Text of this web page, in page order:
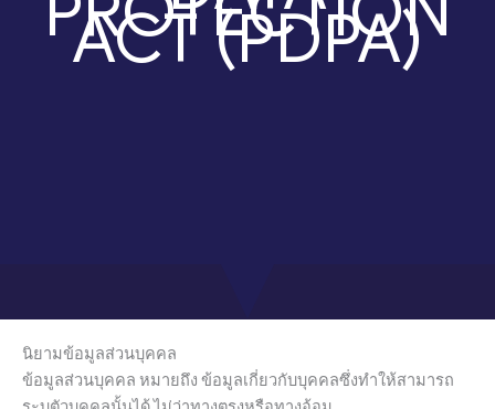
ACT (PDPA)
นิยามข้อมูลส่วนบุคคล
ข้อมูลส่วนบุคคล หมายถึง ข้อมูลเกี่ยวกับบุคคลซึ่งทำให้สามารถ